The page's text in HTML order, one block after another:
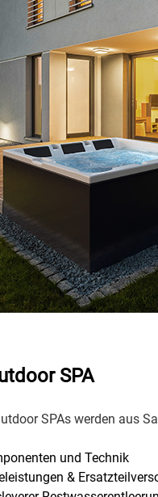
SPA
SPAs werden aus
und Technik
&